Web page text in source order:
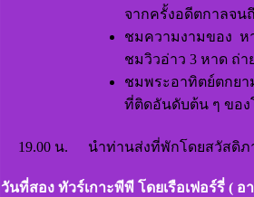
จากครั้งอดีตกาลจน
ชมความงามของ ห
ชมวิวอ่าว 3 หาด ถ่
ชมพระอาทิตย์ตกยา
ที่ติดอันดับต้น ๆ ขอ
19.00 น. นำท่านส่งที่พักโดยสวัสดิภ
วันที่สอง ทัวร์เกาะพีพี โดยเรือเฟอร์รี่ ( อ